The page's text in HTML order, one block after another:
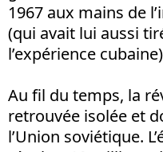
1967 aux mains de
(qui avait lui aussi
l’expérience
Au fil du temps, la
retrouvée isolée et
l’Union soviétique.